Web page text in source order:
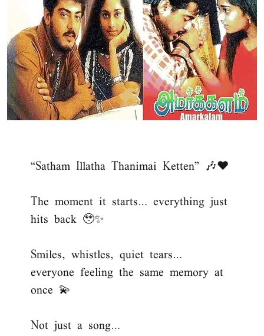
“Satham Illatha Thanimai Ketten” 🎶❤️
The moment it starts… everything just
hits back 🥹✨
Smiles, whistles, quiet tears…
everyone feeling the same memory at
once 💫
Not just a song…